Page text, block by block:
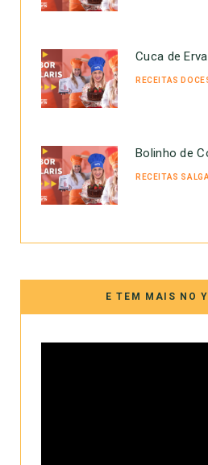
Cuca de
RECEITAS
Bolinho de
RECEITAS
E TEM MAIS NO